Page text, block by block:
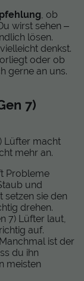
, ob
wirst sehen –
lösen.
denkst.
oder ob
gerne an uns.
7)
Lüfter macht
mehr an.
Probleme
und
setzen sie den
drehen.
7) Lüfter laut,
auf.
ist der
du ihn
meisten